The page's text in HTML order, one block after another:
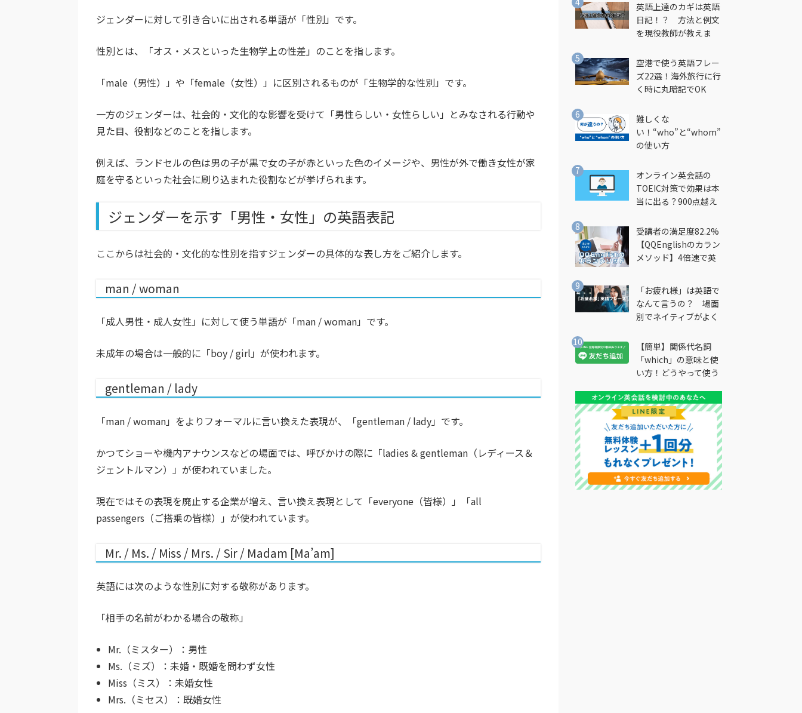
ジェンダーに対して引き合いに出される単語が「性別」です。
性別とは、「オス・メスといった生物学上の性差」のことを指します。
「male（男性）」や「female（女性）」に区別されるものが「生物学的な性別」です。
一方のジェンダーは、社会的・文化的な影響を受けて「男性らしい・女性らしい」とみなされる行動や
見た目、役割などのことを指します。
例えば、ランドセルの色は男の子が黒で女の子が赤といった色のイメージや、男性が外で働き女性が家
庭を守るといった社会に刷り込まれた役割などが挙げられます。
ジェンダーを示す「男性・女性」の英語表記
ここからは社会的・文化的な性別を指すジェンダーの具体的な表し方をご紹介します。
man / woman
「成人男性・成人女性」に対して使う単語が「man / woman」です。
未成年の場合は一般的に「boy / girl」が使われます。
gentleman / lady
「man / woman」をよりフォーマルに言い換えた表現が、「gentleman / lady」です。
かつてショーや機内アナウンスなどの場面では、呼びかけの際に「ladies & gentleman（レディース＆
ジェントルマン）」が使われていました。
現在ではその表現を廃止する企業が増え、言い換え表現として「everyone（皆様）」「all
passengers（ご搭乗の皆様）」が使われています。
Mr. / Ms. / Miss / Mrs. / Sir / Madam [Ma’am]
英語には次のような性別に対する敬称があります。
「相手の名前がわかる場合の敬称」
Mr.（ミスター）：男性
Ms.（ミズ）：未婚・既婚を問わず女性
Miss（ミス）：未婚女性
Mrs.（ミセス）：既婚女性
英語上達のカギは英語
日記！？ 方法と例文
を現役教師が教えま
空港で使う英語フレー
ズ22選！海外旅行に行
く時に丸暗記でOK
難しくな
い！“who”と“whom”
の使い方
オンライン英会話の
TOEIC対策で効果は本
当に出る？900点越え
受講者の満足度82.2%
【QQEnglishのカラン
メソッド】4倍速で英
法とは？
「お疲れ様」は英語で
なんて言うの？ 場面
別でネイティブがよく
説
【簡単】関係代名詞
「which」の意味と使
い方！どうやって使う